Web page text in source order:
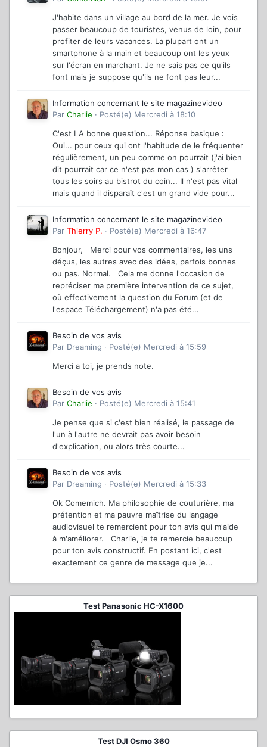
J'habite dans un village au bord de la mer. Je vois
passer beaucoup de touristes, venus de loin, pour
profiter de leurs vacances. La plupart ont un
smartphone à la main et beaucoup ont les yeux
sur l'écran en marchant. Je ne sais pas ce qu'ils
font mais je suppose qu'ils ne font pas leur...
Information concernant le site magazinevideo
Par Charlie · Posté(e) Mercredi à 18:10
C'est LA bonne question... Réponse basique :
Oui... pour ceux qui ont l'habitude de le fréquenter
régulièrement, un peu comme on pourrait (j'ai bien
dit pourrait car ce n'est pas mon cas ) s'arrêter
tous les soirs au bistrot du coin... Il n'est pas vital
mais quand il disparaît c'est un grand vide pour...
Information concernant le site magazinevideo
Par Thierry P. · Posté(e) Mercredi à 16:47
Bonjour, Merci pour vos commentaires, les uns
déçus, les autres avec des idées, parfois bonnes
ou pas. Normal. Cela me donne l'occasion de
repréciser ma première intervention de ce sujet,
où effectivement la question du Forum (et de
l'espace Téléchargement) n'a pas été...
Besoin de vos avis
Par Dreaming · Posté(e) Mercredi à 15:59
Merci a toi, je prends note.
Besoin de vos avis
Par Charlie · Posté(e) Mercredi à 15:41
Je pense que si c'est bien réalisé, le passage de
l'un à l'autre ne devrait pas avoir besoin
d'explication, ou alors très courte...
Besoin de vos avis
Par Dreaming · Posté(e) Mercredi à 15:33
Ok Comemich. Ma philosophie de couturière, ma
prétention et ma pauvre maîtrise du langage
audiovisuel te remercient pour ton avis qui m'aide
à m'améliorer. Charlie, je te remercie beaucoup
pour ton avis constructif. En postant ici, c'est
exactement ce genre de message que je...
Test Panasonic HC-X1600
Test DJI Osmo 360